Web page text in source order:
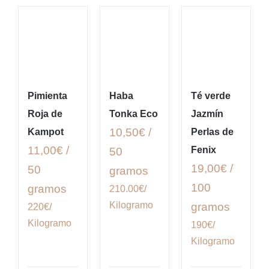
Pimienta
Roja de
Kampot
11,00€ /
50
gramos
220€/
Kilogramo
Haba
Tonka Eco
10,50€ /
50
gramos
210.00€/
Kilogramo
Té verde
Jazmín
Perlas de
Fenix
19,00€ /
100
gramos
190€/
Kilogramo